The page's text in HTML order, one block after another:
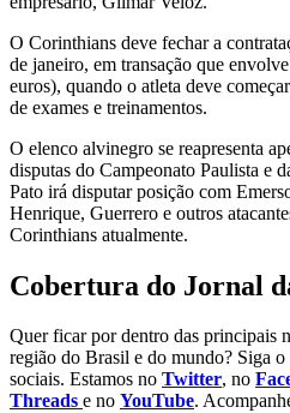
O Corinthians deve fechar a
de janeiro, em transação que
euros), quando o atleta deve
de exames e treinamentos.
O elenco alvinegro se reapresenta
disputas do Campeonato Paulista e
Pato irá disputar posição com
Henrique, Guerrero e outros
Corinthians atualmente.
Cobertura do Jornal
Quer ficar por dentro das principais
região do Brasil e do mundo? Siga o
sociais. Estamos no Twitter, no
Threads e no YouTube.